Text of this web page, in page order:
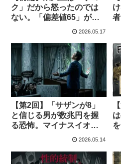
ク」だから怒ったのでは
ない。「偏差値65」がエ
セ科学を指差して笑った
2026.05.17
【第2回】「サザンが8」
と信じる男が数兆円を握
る恐怖。マイナスイオン
を浴びる斎藤元彦と「ス
れ合う」異常者たち
2026.05.14